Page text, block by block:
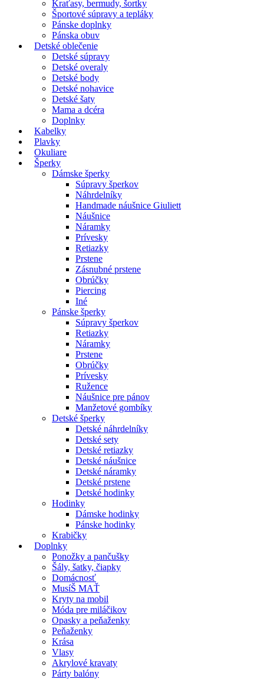
Kraťasy, bermudy, šortky
Športové súpravy a tepláky
Pánske doplnky
Pánska obuv
Detské oblečenie
Detské súpravy
Detské overaly
Detské body
Detské nohavice
Detské šaty
Mama a dcéra
Doplnky
Kabelky
Plavky
Okuliare
Šperky
Dámske šperky
Súpravy šperkov
Náhrdelníky
Handmade náušnice Giuliett
Náušnice
Náramky
Prívesky
Retiazky
Prstene
Zásnubné prstene
Obrúčky
Piercing
Iné
Pánske šperky
Súpravy šperkov
Retiazky
Náramky
Prstene
Obrúčky
Prívesky
Ružence
Náušnice pre pánov
Manžetové gombíky
Detské šperky
Detské náhrdelníky
Detské sety
Detské retiazky
Detské náušnice
Detské náramky
Detské prstene
Detské hodinky
Hodinky
Dámske hodinky
Pánske hodinky
Krabičky
Doplnky
Ponožky a pančušky
Šály, šatky, čiapky
Domácnosť
MusíŠ MAŤ
Kryty na mobil
Móda pre miláčikov
Opasky a peňaženky
Peňaženky
Krása
Vlasy
Akrylové kravaty
Párty balóny